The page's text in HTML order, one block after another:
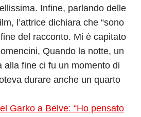
Infine, parlando delle
l’attrice dichiara che “sono
del racconto. Mi è capitato
Quando la notte, un
alla fine ci fu un momento di
durare anche un quarto
Garko a Belve: “Ho pensato